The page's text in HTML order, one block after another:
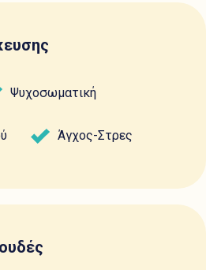
Ψυχοσωματική
Άγχος-Στρες